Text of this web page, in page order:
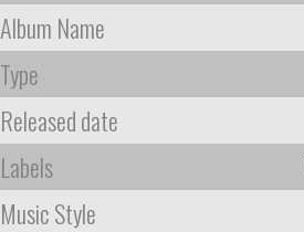
Album Name
Type
Released date
Labels
Music Style